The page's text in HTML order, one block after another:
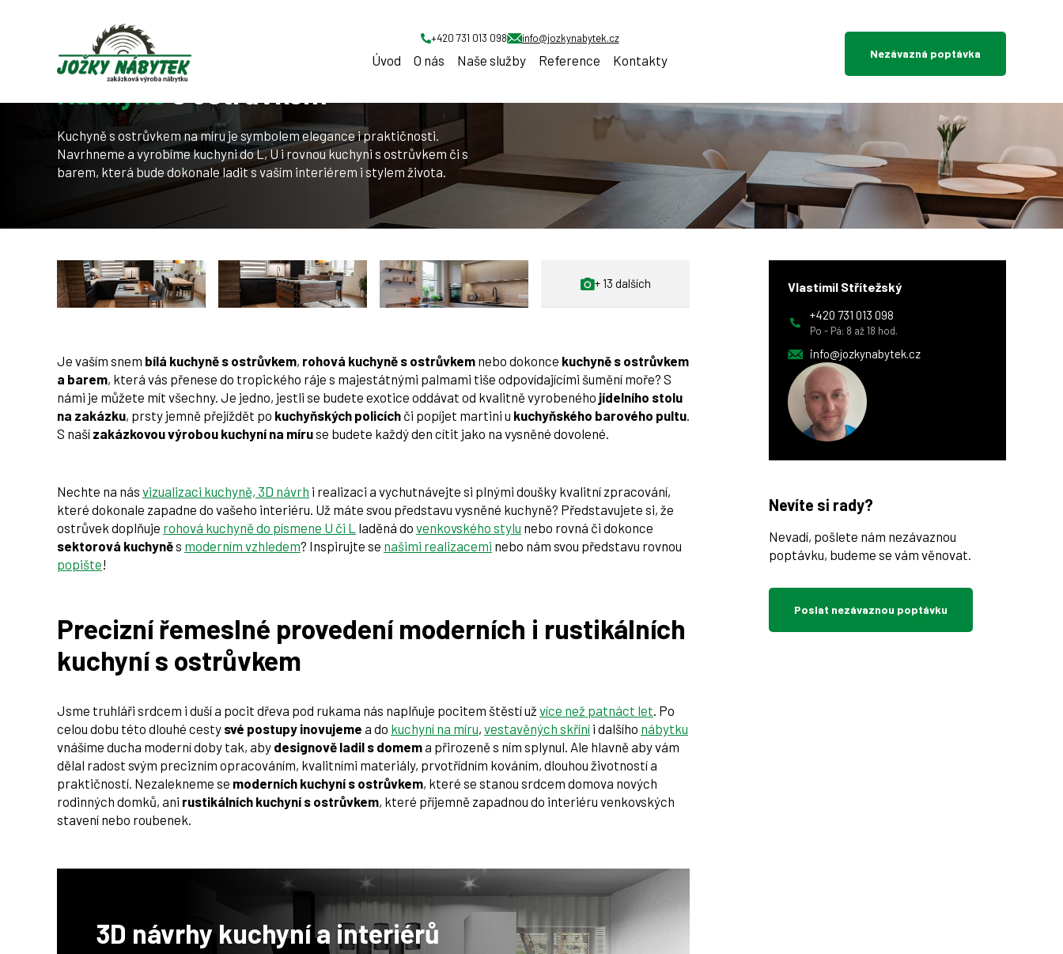
+420 731 013 098 info@jozkynabytek.cz
Úvod O nás Naše služby Reference Kontakty Nezávazná poptávka
Naše služby
Kuchyněs ostrůvkem
Kuchyně s ostrůvkem na míru je symbolem elegance i praktičnosti.
Navrhneme a vyrobíme kuchyni do L, U i rovnou kuchyni s ostrůvkem či s
barem, která bude dokonale ladit s vaším interiérem i stylem života.
+ 13 dalších
Je vaším snem bílá kuchyně s ostrůvkem, rohová kuchyně s ostrůvkem nebo dokonce kuchyně s ostrůvkem
a barem, která vás přenese do tropického ráje s majestátnými palmami tiše odpovídajícími šumění moře? S
námi je můžete mít všechny. Je jedno, jestli se budete exotice oddávat od kvalitně vyrobeného jídelního stolu
na zakázku, prsty jemně přejíždět po kuchyňských policích či popíjet martini u kuchyňského barového pultu.
S naší zakázkovou výrobou kuchyní na míruse budete každý den cítit jako na vysněné dovolené.
Nechte na nás vizualizaci kuchyně, 3D návrh i realizaci a vychutnávejte si plnými doušky kvalitní zpracování,
které dokonale zapadne do vašeho interiéru. Už máte svou představu vysněné kuchyně? Představujete si, že
ostrůvek doplňuje rohová kuchyně do písmene U či L laděná do venkovského stylu nebo rovná či dokonce
sektorová kuchyněs moderním vzhledem? Inspirujte se našimi realizacemi nebo nám svou představu rovnou
popište!
Precizní řemeslné provedení moderních i rustikálních
kuchyní s ostrůvkem
Jsme truhláři srdcem i duší a pocit dřeva pod rukama nás naplňuje pocitem štěstí už více než patnáct let. Po
celou dobu této dlouhé cesty své postupy inovujeme a do kuchyní na míru, vestavěných skříní i dalšího nábytku
vnášíme ducha moderní doby tak, aby designově ladil s domema přirozeně s ním splynul. Ale hlavně aby vám
dělal radost svým precizním opracováním, kvalitními materiály, prvotřídním kováním, dlouhou životností a
praktičností. Nezalekneme se moderních kuchyní s ostrůvkem, které se stanou srdcem domova nových
rodinných domků, ani rustikálních kuchyní s ostrůvkem, které příjemně zapadnou do interiéru venkovských
stavení nebo roubenek.
3D návrhy kuchyní a interiérů
Vlastimil Střítežský
+420 731 013 098
Po - Pá: 8 až 18 hod.
info@jozkynabytek.cz
Nevíte si rady?
Nevadí, pošlete nám nezávaznou
poptávku, budeme se vám věnovat.
Poslat nezávaznou poptávku